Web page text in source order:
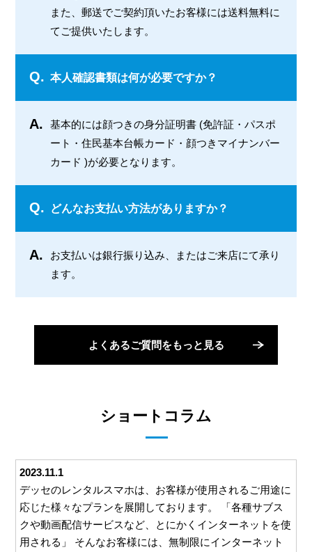
また、郵送でご契約頂いたお客様には送料無料に
てご提供いたします。
Q. 本人確認書類は何が必要ですか？
A.
基本的には顔つきの身分証明書 (免許証・パスポ
ート・住民基本台帳カード・顔つきマイナンバー
カード )が必要となります。
Q. どんなお支払い方法がありますか？
A.
お支払いは銀行振り込み、またはご来店にて承り
ます。
よくあるご質問をもっと見る
ショートコラム
2023.11.1
デッセのレンタルスマホは、お客様が使用されるご用途に
応じた様々なプランを展開しております。 「各種サブス
クや動画配信サービスなど、とにかくインターネットを使
用される」 そんなお客様には、無制限にインターネット